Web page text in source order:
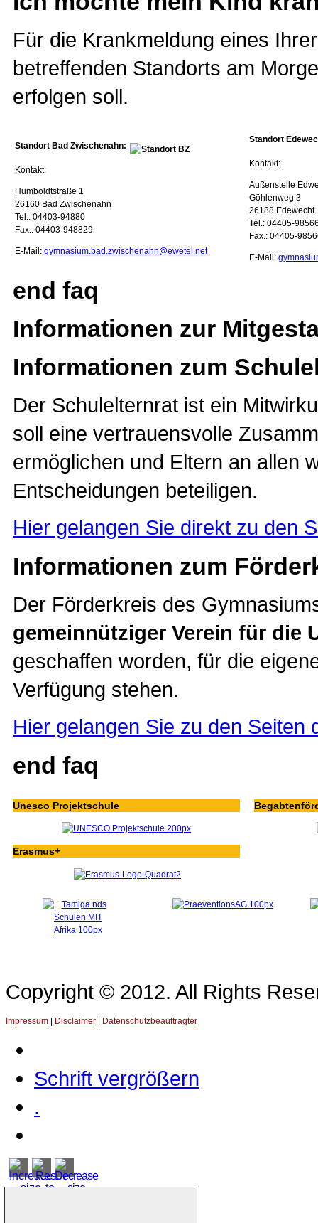
Für die Krankmeldung eines
betreffenden Standorts am
erfolgen soll.
Standort Bad Zwischenahn:
Kontakt:
Humboldtstraße 1
26160 Bad Zwischenahn
Tel.: 04403-94880
Fax.: 04403-948829
E-Mail: gymnasium.bad.zwischenahn@ewetel.net
Standort
Kontakt:
Außenstelle
Göhlenweg 3
26188 Edewecht
Tel.: 04405-
Fax.: 04405-
E-Mail:
end faq
Informationen zur
Informationen zum
Der Schulelternrat ist ein
soll eine vertrauensvolle
ermöglichen und Eltern an allen
Entscheidungen beteiligen.
Hier gelangen Sie direkt zu den
Informationen zum
Der Förderkreis des
gemeinnütziger Verein für die
geschaffen worden, für die
Verfügung stehen.
Hier gelangen Sie zu den Seiten
end faq
Unesco Projektschule
Erasmus+
Copyright © 2012. All Rights
Impressum | Disclaimer | Datenschutzbeauftragter
Schrift vergrößern
.